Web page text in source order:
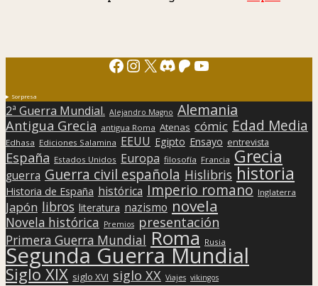
Facebook
Instagram
X Discord
Patreon
YouTube
Sorpresa
2ª Guerra Mundial. Alejandro Magno Alemania
Antigua Grecia antigua Roma Atenas cómic Edad Media
Edhasa Ediciones Salamina EEUU Egipto Ensayo entrevista
España Estados Unidos Europa filosofía Francia Grecia
guerra Guerra civil española Hislibris historia
Historia de España histórica Imperio romano Inglaterra
Japón libros literatura nazismo novela
Novela histórica Premios presentación
Primera Guerra Mundial Roma Rusia
Segunda Guerra Mundial
Siglo XIX siglo XVI siglo XX Viajes vikingos